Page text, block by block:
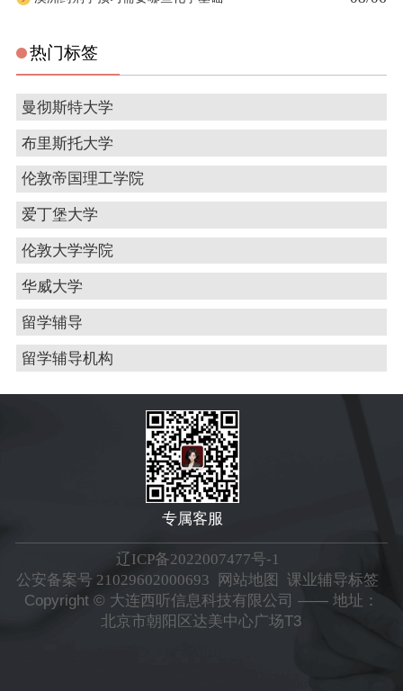
热门标签
曼彻斯特大学
布里斯托大学
伦敦帝国理工学院
爱丁堡大学
伦敦大学学院
华威大学
留学辅导
留学辅导机构
专属客服
辽ICP备2022007477号-1
公安备案号 21029602000693
网站地图
课业辅导标签
Copyright © 大连西听信息科技有限公司 —— 地址：
北京市朝阳区达美中心广场T3